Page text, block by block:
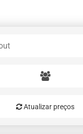
Atualizar preços